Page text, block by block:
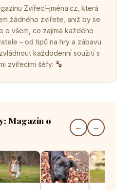
Zvířecí-jména.cz, která
žádného zvířete, aniž by se
o všem, co zajímá každého
– od tipů na hry a zábavu
každodenní soužití s
zvířecími šéfy.
Magazín o
← →